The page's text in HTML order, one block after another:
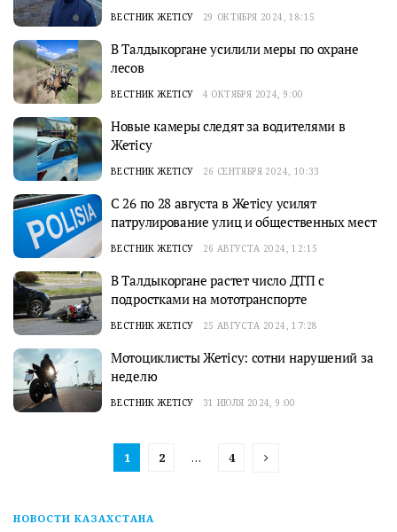
ВЕСТНИК ЖЕТІСУ 29 ОКТЯБРЯ 2024, 18:15
В Талдыкоргане усилили меры по охране
лесов
ВЕСТНИК ЖЕТІСУ 4 ОКТЯБРЯ 2024, 9:00
Новые камеры следят за водителями в
Жетісу
ВЕСТНИК ЖЕТІСУ 26 СЕНТЯБРЯ 2024, 10:33
С 26 по 28 августа в Жетісу усилят
патрулирование улиц и общественных мест
ВЕСТНИК ЖЕТІСУ 26 АВГУСТА 2024, 12:15
В Талдыкоргане растет число ДТП с
подростками на мототранспорте
ВЕСТНИК ЖЕТІСУ 25 АВГУСТА 2024, 17:28
Мотоциклисты Жетісу: сотни нарушений за
неделю
ВЕСТНИК ЖЕТІСУ 31 ИЮЛЯ 2024, 9:00
1 2 … 4
НОВОСТИ КАЗАХСТАНА